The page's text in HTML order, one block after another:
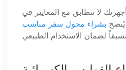
لا تتطابق مع المعايير في
يُنصح بشراء محول سفر مناسب